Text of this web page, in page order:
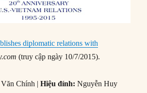
diplomatic relations with
(truy cập ngày 10/7/2015).
Văn Chính |Hiệu đính: Nguyễn Huy